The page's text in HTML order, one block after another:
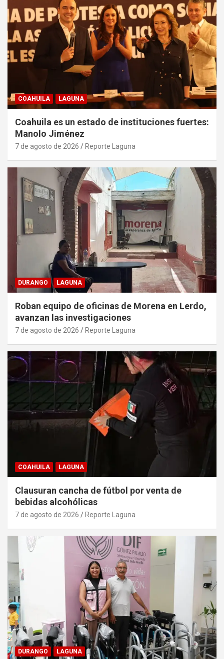
COAHUILA LAGUNA
Coahuila es un estado de instituciones fuertes:
Manolo Jiménez
7 de agosto de 2026 Reporte Laguna
DURANGO LAGUNA
Roban equipo de oficinas de Morena en Lerdo,
avanzan las investigaciones
7 de agosto de 2026 Reporte Laguna
COAHUILA LAGUNA
Clausuran cancha de fútbol por venta de
bebidas alcohólicas
7 de agosto de 2026 Reporte Laguna
DURANGO LAGUNA